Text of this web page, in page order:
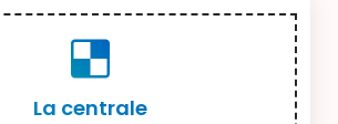
La centrale